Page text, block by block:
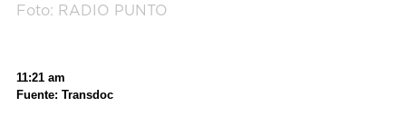
Foto: RADIO PUNTO
11:21 am
Fuente: Transdoc